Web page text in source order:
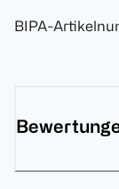
BIPA-